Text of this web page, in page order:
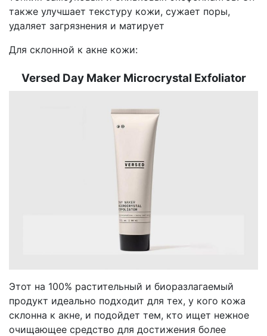
также улучшает текстуру кожи, сужает поры,
удаляет загрязнения и матирует
Для склонной к акне кожи:
Versed Day Maker Microcrystal Exfoliator
Этот на 100% растительный и биоразлагаемый
продукт идеально подходит для тех, у кого кожа
склонна к акне, и подойдет тем, кто ищет нежное
очищающее средство для достижения более